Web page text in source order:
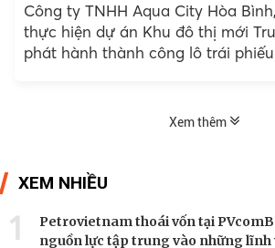
Công ty TNHH Aqua City Hòa
thực hiện dự án Khu đô thị mới
phát hành thành công lô trái
Xem thêm
XEM NHIỀU
1
Petrovietnam thoái vốn tại
nguồn lực tập trung vào những lĩnh